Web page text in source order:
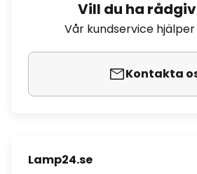
Vill du ha
Vår kundservice
Kontakta
Lamp24.se